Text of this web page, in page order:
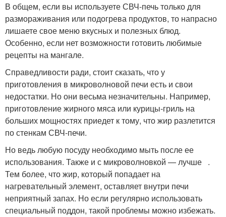
В общем, если вы используете СВЧ-печь только для
размораживания или подогрева продуктов, то напрасно
лишаете свое меню вкусных и полезных блюд.
Особенно, если нет возможности готовить любимые
рецепты на мангале.
Справедливости ради, стоит сказать, что у
приготовления в микроволновой печи есть и свои
недостатки. Но они весьма незначительны. Например,
приготовление жирного мяса или курицы-гриль на
больших мощностях приедет к тому, что жир разлетится
по стенкам СВЧ-печи.
Но ведь любую посуду необходимо мыть после ее
использования. Также и с микроволновкой — лучше .
Тем более, что жир, который попадает на
нагревательный элемент, оставляет внутри печи
неприятный запах. Но если регулярно использовать
специальный поддон, такой проблемы можно избежать.